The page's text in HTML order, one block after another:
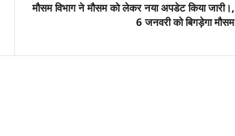
मौसम विभाग ने मौसम को लेकर नया अपडेट किया जारी।,
6 जनवरी को बिगड़ेगा मौसम